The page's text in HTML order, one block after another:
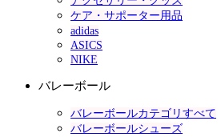
ケア・サポーター用品
adidas
ASICS
NIKE
バレーボール
バレーボールカテゴリすべて
バレーボールシューズ